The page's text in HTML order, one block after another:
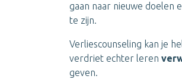
gaan naar nieuwe doelen
te zijn.
Verliescounseling kan je
verdriet echter leren
geven.